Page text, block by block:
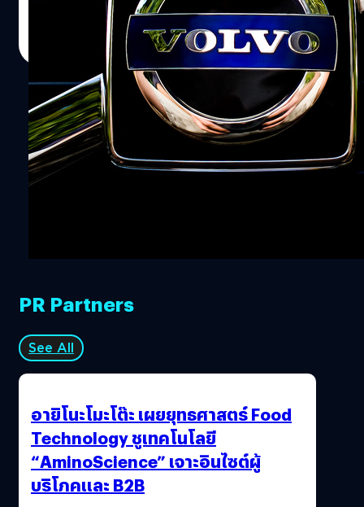
Kachin Tängschwarnich| 4628 days ago
1
PR Partners
See All
อายิโนะโมะโต๊ะ เผยยุทธศาสตร์ Food
Technology ชูเทคโนโลยี
“AminoScience” เจาะอินไซต์ผู้
บริโภคและ B2B